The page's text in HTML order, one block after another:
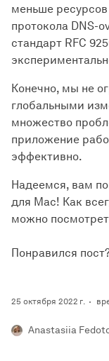
меньше
протокола DNS-
стандарт RFC
Конечно, мы не
глобальными
множество
приложение
эффективно.
Надеемся, вам
для Mac! Как
можно
Понравился
25 октября 2022 г.
Anastasiia